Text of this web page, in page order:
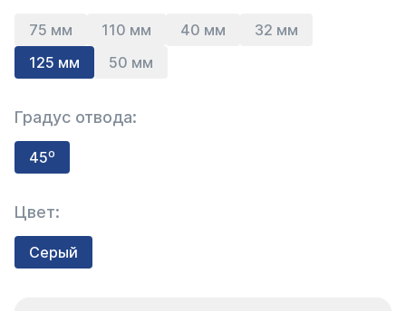
75 мм 110 мм 40 мм
32 мм
125 мм
50 мм
Градус отвода:
45⁰
Цвет:
Серый